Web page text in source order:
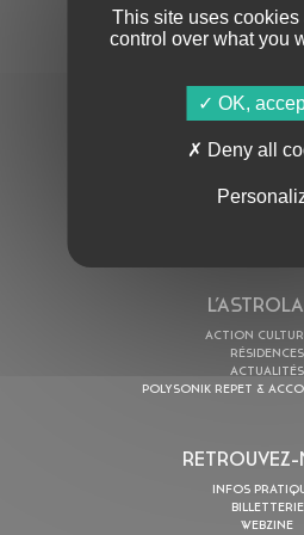
En cochant cette case, j’accepte la
AU
ACTION
RÉSIDENCES
ACTUALITÉS
POLYSONIK REPET &
INFOS
BILLETTERIE
WEBZINE
This site uses
control over what you
OK,
Deny all